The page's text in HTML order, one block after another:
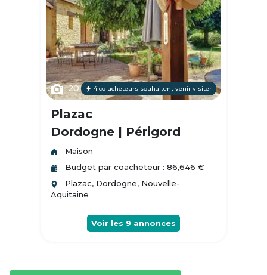
20 4 co-acheteurs souhaitent venir visiter
Plazac
Dordogne | Périgord
Maison
Budget par coacheteur : 86,646 €
Plazac, Dordogne, Nouvelle-
Aquitaine
Voir les 9 annonces